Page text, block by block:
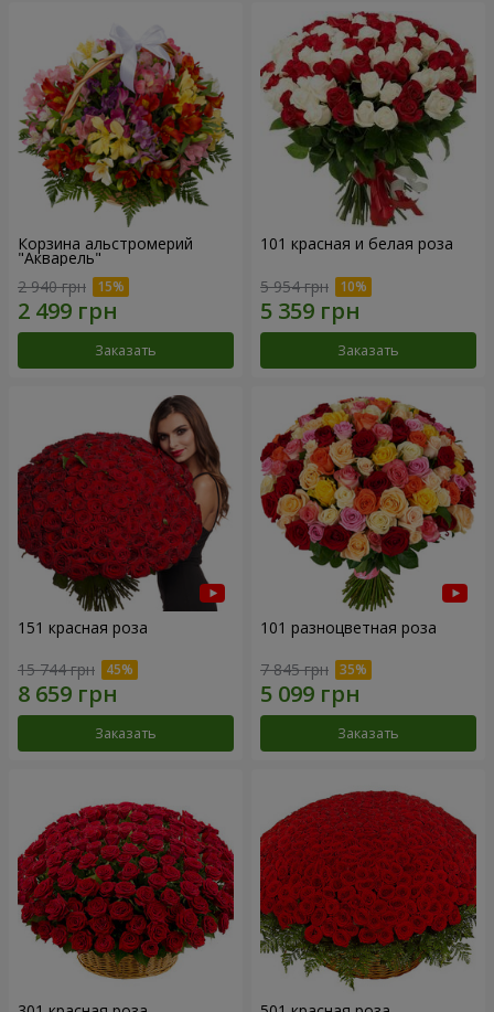
Корзина альстромерий
"Акварель"
2 940 грн
Заказать
101 красная и белая роза
5 954 грн
Заказать
151 красная роза
15 744 грн
Заказать
101 разноцветная роза
7 845 грн
Заказать